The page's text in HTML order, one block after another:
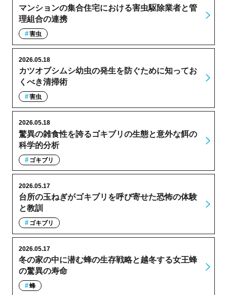
マンションの集合住宅における害虫駆除業者と管
理組合の連携
害虫
カツオブシムシ幼虫の発生を防ぐために知ってお
くべき清掃術
2026.05.18
害虫
驚異の雑食性を誇るゴキブリの生態と意外な餌の
科学的分析
2026.05.18
ゴキブリ
台所の玉ねぎがゴキブリを呼び寄せた恐怖の体験
と教訓
2026.05.17
ゴキブリ
冬の家の中に潜む蜂の生存戦略と越冬する女王蜂
の驚異の寿命
2026.05.17
蜂